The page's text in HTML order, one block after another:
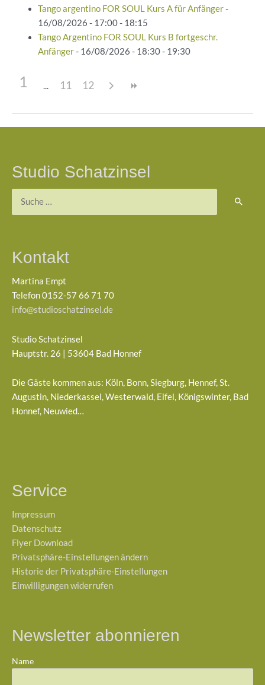
Tango argentino FOR SOUL Kurs A für Anfänger-
16/08/2026 - 17:00 - 18:15
Tango Argentino FOR SOUL Kurs B fortgeschr.
Anfänger- 16/08/2026 - 18:30 - 19:30
1 11 12
Studio Schatzinsel
Kontakt
Martina Empt
Telefon 0152-57 66 71 70
info@studioschatzinsel.de
Studio Schatzinsel
Hauptstr. 26 | 53604 Bad Honnef
Die Gäste kommen aus: Köln, Bonn, Siegburg, Hennef, St.
Augustin, Niederkassel, Westerwald, Eifel, Königswinter, Bad
Honnef, Neuwied…
Service
Impressum
Datenschutz
Flyer Download
Privatsphäre-Einstellungen ändern
Historie der Privatsphäre-Einstellungen
Einwilligungen widerrufen
Newsletter abonnieren
Name